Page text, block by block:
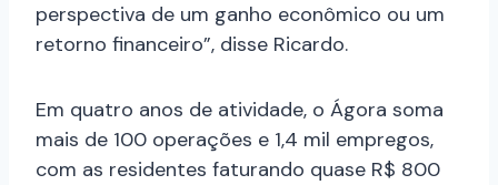
perspectiva de um ganho econômico ou um
retorno financeiro”, disse Ricardo.
Em quatro anos de atividade, o Ágora soma
mais de 100 operações e 1,4 mil empregos,
com as residentes faturando quase R$ 800